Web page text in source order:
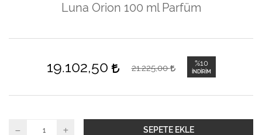
Luna Orion 100 ml Parfüm
19.102,50 21.225,00 %10
İNDIRIM
SEPETE EKLE